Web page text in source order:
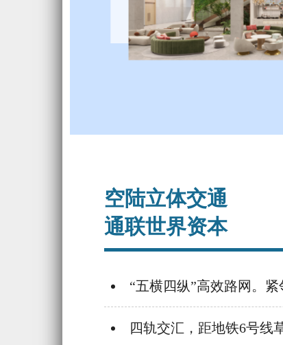
空陆立体交通
通联世界资本
“五横四纵”高效路网。
四轨交汇，距地铁6号线